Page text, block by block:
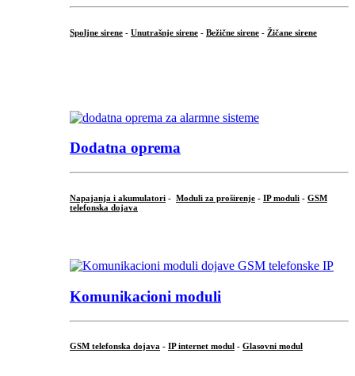
Spoljne sirene - Unutrašnje sirene - Bežične sirene - Žičane sirene
Dodatna oprema
Napajanja i akumulatori - Moduli za proširenje - IP moduli - GSM
telefonska dojava
Komunikacioni moduli
GSM telefonska dojava - IP internet modul - Glasovni modul